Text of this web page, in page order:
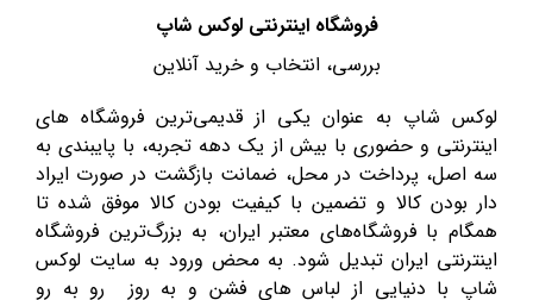
فروشگاه اینترنتی لوکس شاپ
بررسی، انتخاب و خرید آنلاین
لوکس شاپ به عنوان یکی از قدیمی‌ترین فروشگاه های
اینترنتی و حضوری با بیش از یک دهه تجربه، با پایبندی به
سه اصل، پرداخت در محل، ضمانت بازگشت در صورت ایراد
دار بودن کالا و تضمین با کیفیت بودن کالا موفق شده تا
همگام با فروشگاه‌های معتبر ایران، به بزرگ‌ترین فروشگاه
اینترنتی ایران تبدیل شود. به محض ورود به سایت لوکس
شاپ با دنیایی از لباس های فشن و به روز رو به رو